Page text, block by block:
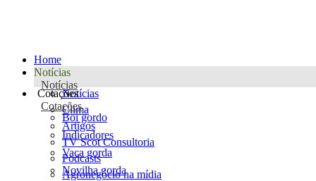
Home
Notícias
Notícias
Notícias
Clima
Artigos
TV Scot Consultoria
Podcasts
Agronegócio na mídia
Cotações
Cotações
Boi gordo
Indicadores
Vaca gorda
Novilha gorda